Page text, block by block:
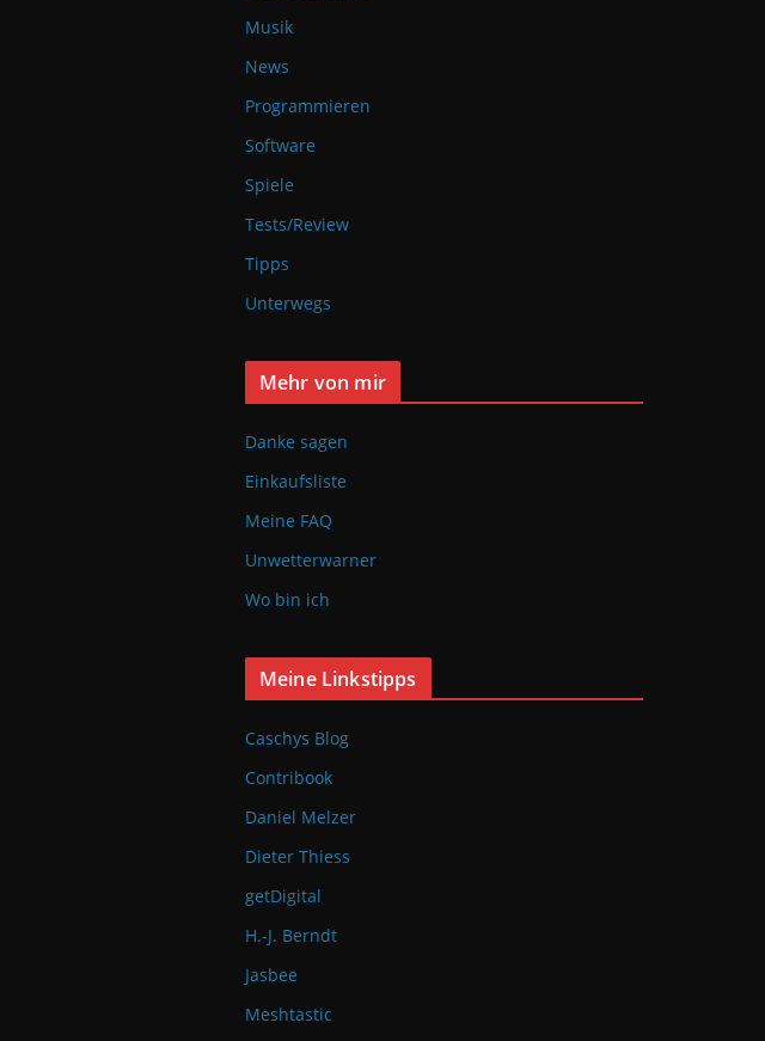
Musik
News
Programmieren
Software
Spiele
Tests/Review
Tipps
Unterwegs
Mehr von mir
Danke sagen
Einkaufsliste
Meine FAQ
Unwetterwarner
Wo bin ich
Meine Linkstipps
Caschys Blog
Contribook
Daniel Melzer
Dieter Thiess
getDigital
H.-J. Berndt
Jasbee
Meshtastic